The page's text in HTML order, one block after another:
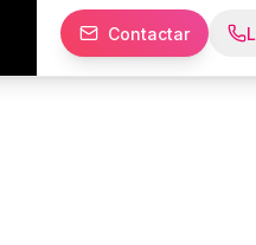
erectas.. Incluye: -
Desparasitación
premium - Contrato de
responsable con
Contactar